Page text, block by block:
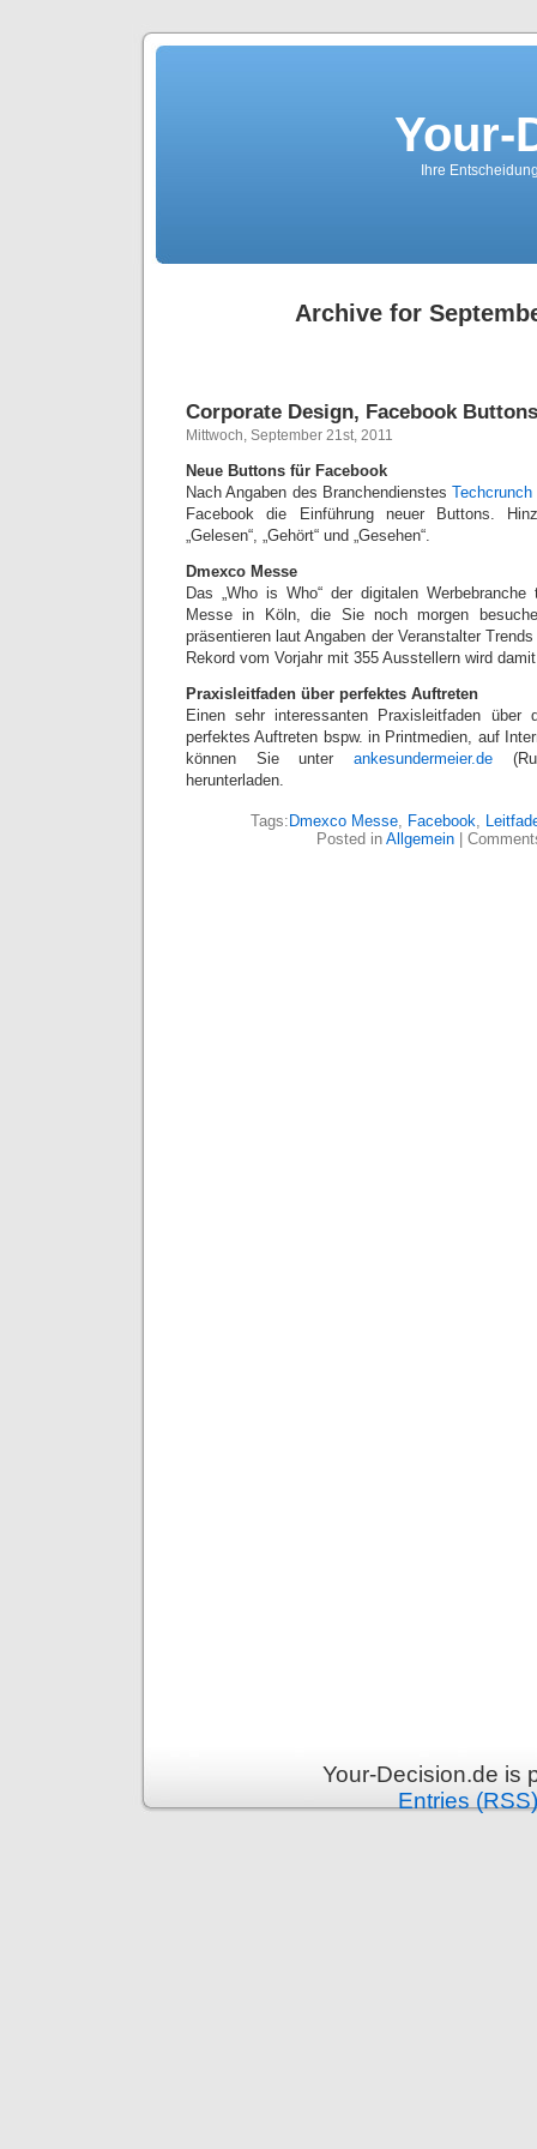
Your-
Ihre
Archive for
Corporate Design, Facebook
Mittwoch, September 21st, 2011
Neue Buttons für Facebook
Nach Angaben des Branchendienstes Techcrunch
Facebook die Einführung neuer Buttons.
„Gelesen“, „Gehört“ und „Gesehen“.
Dmexco Messe
Das „Who is Who“ der digitalen
Messe in Köln, die Sie noch morgen
präsentieren laut Angaben der Veranstalter
Rekord vom Vorjahr mit 355 Ausstellern wird
Praxisleitfaden über perfektes Auftreten
Einen sehr interessanten Praxisleitfaden über
perfektes Auftreten bspw. in Printmedien, auf
können Sie unter ankesundermeier.de
herunterladen.
Tags: Dmexco Messe, Facebook,
Posted in Allgemein|
Your-Decision.de is
Entries (RSS)